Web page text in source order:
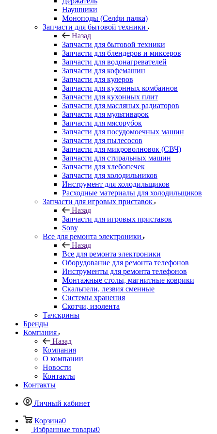
Наушники
Моноподы (Селфи палка)
Запчасти для бытовой техники
Назад
Запчасти для бытовой техники
Запчасти для блендеров и миксеров
Запчасти для водонагревателей
Запчасти для кофемашин
Запчасти для кулеров
Запчасти для кухонных комбаинов
Запчасти для кухонных плит
Запчасти для масляных радиаторов
Запчасти для мультиварок
Запчасти для мясорубок
Запчасти для посудомоечных машин
Запчасти для пылесосов
Запчасти для микроволновок (СВЧ)
Запчасти для стиральных машин
Запчасти для хлебопечек
Запчасти для холодильников
Инструмент для холодильщиков
Расходные материалы для холодильщиков
Запчасти для игровых приставок
Назад
Запчасти для игровых приставок
Sony
Все для ремонта электроники
Назад
Все для ремонта электроники
Оборудование для ремонта телефонов
Инструменты для ремонта телефонов
Монтажные столы, магнитные коврики
Скальпели, лезвия сменные
Системы хранения
Скотчи, изолента
Тачскрины
Бренды
Компания
Назад
Компания
О компании
Новости
Контакты
Контакты
Личный кабинет
Корзина0
Избранные товары0